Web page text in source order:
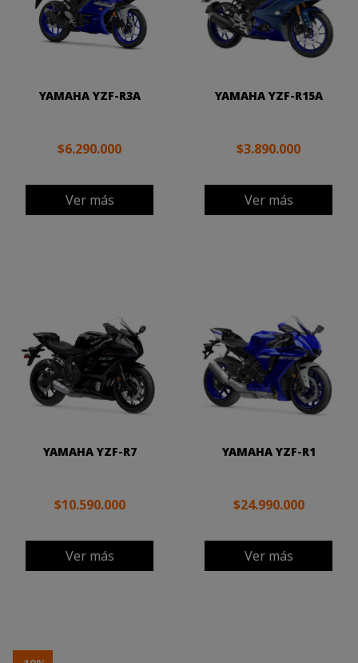
YAMAHA YZF-R3A
$6.290.000
Ver más
YAMAHA YZF-R15A
$3.890.000
Ver más
YAMAHA YZF-R7
$10.590.000
Ver más
YAMAHA YZF-R1
$24.990.000
Ver más